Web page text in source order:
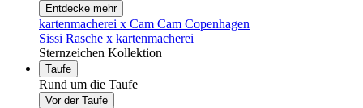
Entdecke mehr
kartenmacherei x Cam Cam Copenhagen
Sissi Rasche x kartenmacherei
Sternzeichen Kollektion
Taufe
Rund um die Taufe
Vor der Taufe